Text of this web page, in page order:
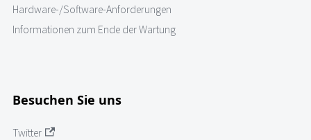
Hardware-/Software-Anforderungen
Informationen zum Ende der Wartung
Besuchen Sie uns
Twitter